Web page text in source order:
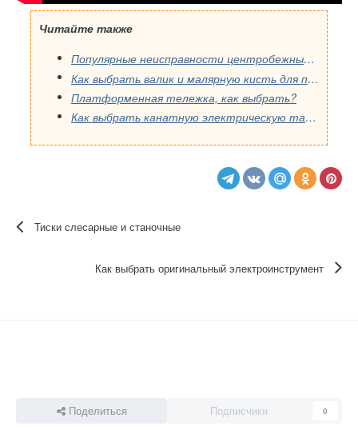
Читайте также
Популярные неисправности центробежных насосов Wilo и способы их ремонта
Как выбрать валик и малярную кисть для покраски стен
Платформенная тележка, как выбрать?
Как выбрать канатную электрическую таль для строительства и промышленности: полное руководство
Тиски слесарные и станочные
Как выбрать оригинальный электроинструмент
Поделиться Подписчики 0